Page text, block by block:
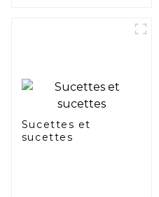
Sucettes et
sucettes